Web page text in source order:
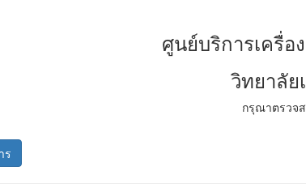
ศูนย์บริการเครื่อ
วิทยาลั
กรุณาตรวจ
ร